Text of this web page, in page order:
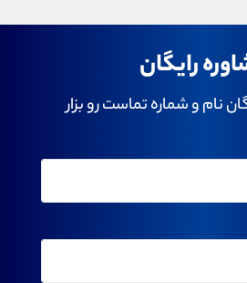
رایگان
نام و شماره تماست رو بزار